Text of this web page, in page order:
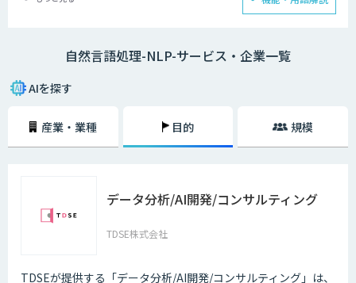
合、「目が黒くて、大きな猫」「目の大きな、黒い猫」という2通りの解
特徴といえます。
ログラミング言語は、コンピューターの制御を確実に行うためのプログラ
自然言語処理の工程は、４つの解析技術からなります。
形態素解析
自然言語処理-NLP-サービス・企業一覧
AIを探す
産業・業種 目的 規模
データ分析/AI開発/コンサルティング
TDSE株式会社
TDSEが提供する「データ分析/AI開発/コンサルティング」は、